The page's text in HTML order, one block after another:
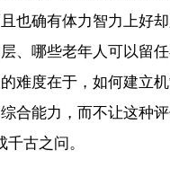
也确有体力智力上好
、哪些老年人可以留
难度在于，如何建立
合能力，而不让这种
千古之问。